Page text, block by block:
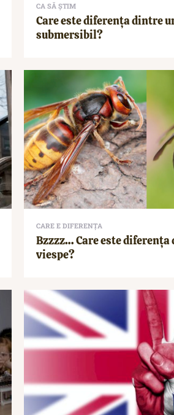
CA SĂ ȘTIM
Care este diferența dintre
submersibil?
CARE E DIFERENȚA
Bzzzz… Care este
viespe?